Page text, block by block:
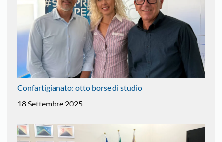
Confartigianato: otto borse di studio
18 Settembre 2025